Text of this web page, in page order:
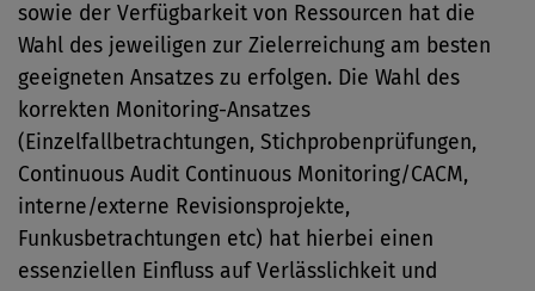
sowie der Verfügbarkeit von Ressourcen hat die
Wahl des jeweiligen zur Zielerreichung am besten
geeigneten Ansatzes zu erfolgen. Die Wahl des
korrekten Monitoring-Ansatzes
(Einzelfallbetrachtungen, Stichprobenprüfungen,
Continuous Audit Continuous Monitoring/CACM,
interne/externe Revisionsprojekte,
Funkusbetrachtungen etc) hat hierbei einen
essenziellen Einfluss auf Verlässlichkeit und